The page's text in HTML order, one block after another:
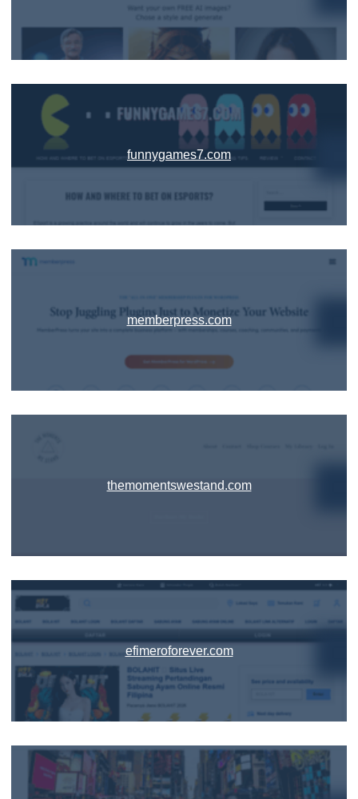
funnygames7.com
memberpress.com
themomentswestand.com
efimeroforever.com